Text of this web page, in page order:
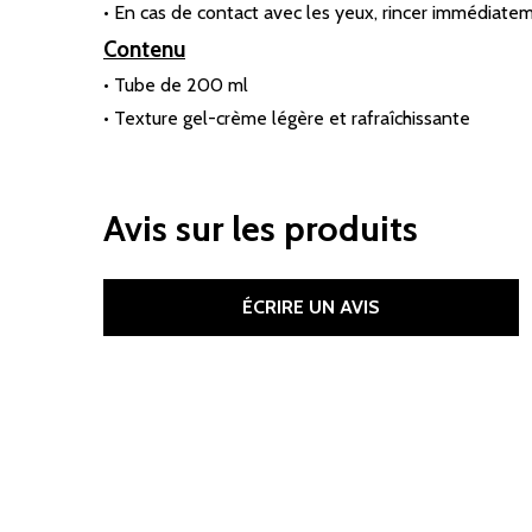
• En cas de contact avec les yeux, rincer
Contenu
• Tube de 200 ml
• Texture gel-crème légère et rafraîchissante
Avis sur les produits
ÉCRIRE UN AVIS